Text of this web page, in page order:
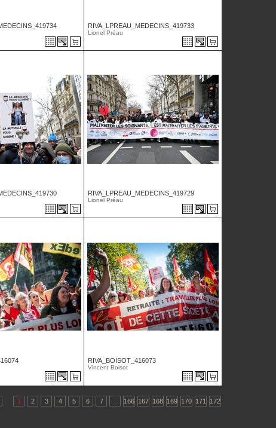
RIVA_LPREAU_MEDECINS_419733
Lionel Préau
RIVA_LPREAU_MEDECINS_419729
Lionel Préau
RIVA_BOISOT_416073
Vincent Boisot
1 2 3 4 5 6 7 166 167 168 169 170 171 172